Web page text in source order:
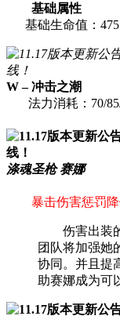
基础属性
基础生命值：
W – 冲击之潮
法力消耗：70/85/
涤魂圣枪 赛娜
暴击伤害惩罚
伤害出装的
团队将加强她
协同。并且提
助赛娜成为可